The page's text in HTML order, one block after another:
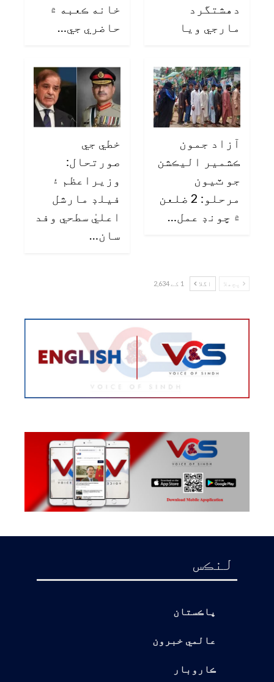
دهشتگرد
مارجي ويا
خانه ڪعبه ۾
حاضري جي…
آزاد جمون
ڪشمير اليڪشن
جو ٽيون
مرحلو: 2 ضلعن
۾ چونڊ عمل…
خطي جي
صورتحال:
وزيراعظم ۽
فيلڊ مارشل
اعليٰ سطحي وفد
سان…
پچھلا اگلا 1 کے 2,634
لنڪس
پاڪستان
عالمي خبرون
ڪاروبار